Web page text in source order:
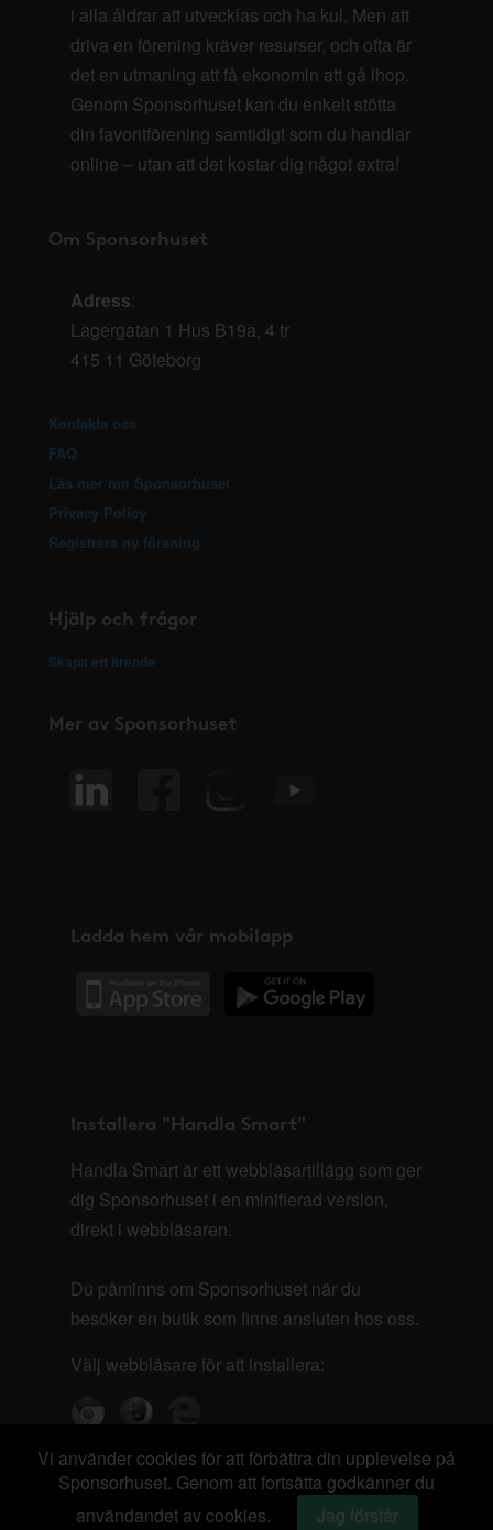
i alla åldrar att utvecklas och ha kul. Men att
driva en förening kräver resurser, och ofta är
det en utmaning att få ekonomin att gå ihop.
Genom Sponsorhuset kan du enkelt stötta
din favoritförening samtidigt som du handlar
online – utan att det kostar dig något extra!
Om Sponsorhuset
Adress:
Lagergatan 1 Hus B19a, 4 tr
415 11 Göteborg
Kontakta oss
FAQ
Läs mer om Sponsorhuset
Privacy Policy
Registrera ny förening
Hjälp och frågor
Skapa ett ärende
Mer av Sponsorhuset
Ladda hem vår mobilapp
Installera "Handla Smart"
Handla Smart är ett webbläsartillägg som ger
dig Sponsorhuset i en minifierad version,
direkt i webbläsaren.
Du påminns om Sponsorhuset när du
besöker en butik som finns ansluten hos oss.
Välj webbläsare för att installera:
Vi använder cookies för att förbättra din upplevelse på
Sponsorhuset. Genom att fortsätta godkänner du
användandet av cookies.
Jag förstår